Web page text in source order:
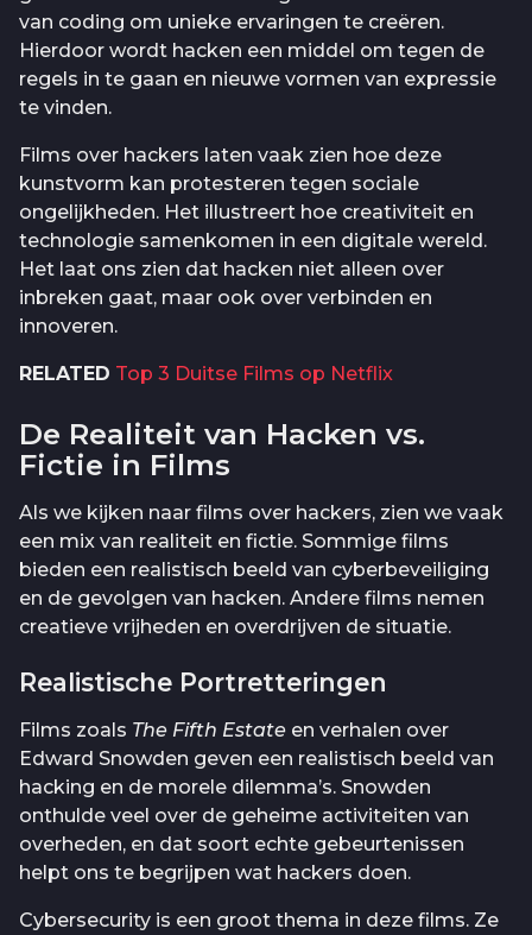
van coding om unieke ervaringen te creëren.
Hierdoor wordt hacken een middel om tegen de
regels in te gaan en nieuwe vormen van expressie
te vinden.
Films over hackers laten vaak zien hoe deze
kunstvorm kan protesteren tegen sociale
ongelijkheden. Het illustreert hoe creativiteit en
technologie samenkomen in een digitale wereld.
Het laat ons zien dat hacken niet alleen over
inbreken gaat, maar ook over verbinden en
innoveren.
RELATED Top 3 Duitse Films op Netflix
De Realiteit van Hacken vs.
Fictie in Films
Als we kijken naar films over hackers, zien we vaak
een mix van realiteit en fictie. Sommige films
bieden een realistisch beeld van cyberbeveiliging
en de gevolgen van hacken. Andere films nemen
creatieve vrijheden en overdrijven de situatie.
Realistische Portretteringen
Films zoals The Fifth Estate en verhalen over
Edward Snowden geven een realistisch beeld van
hacking en de morele dilemma’s. Snowden
onthulde veel over de geheime activiteiten van
overheden, en dat soort echte gebeurtenissen
helpt ons te begrijpen wat hackers doen.
Cybersecurity is een groot thema in deze films. Ze